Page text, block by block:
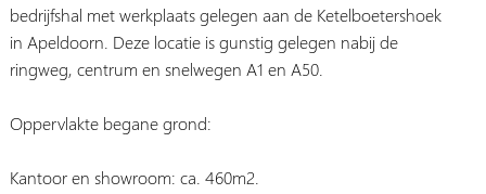
bedrijfshal met werkplaats gelegen aan de Ketelboetershoek
in Apeldoorn. Deze locatie is gunstig gelegen nabij de
ringweg, centrum en snelwegen A1 en A50.
Oppervlakte begane grond:
Kantoor en showroom: ca. 460m2.